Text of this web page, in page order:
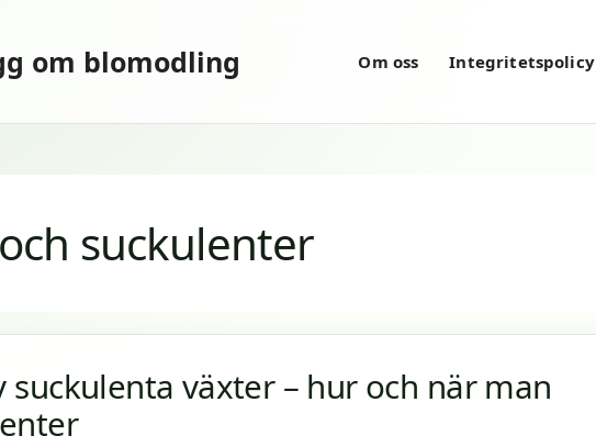
om blomodling Om oss Integritetspolicy
suckulenter
suckulenta växter – hur och när man